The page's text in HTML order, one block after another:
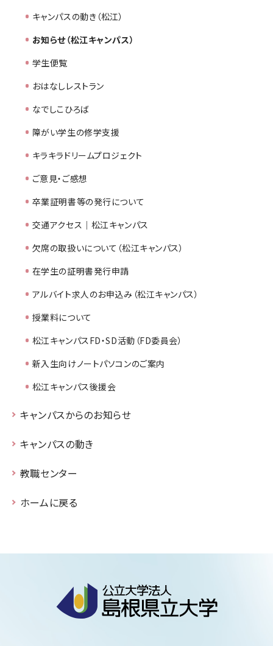
キャンパスの動き（松江）
お知らせ（松江キャンパス）
学生便覧
おはなしレストラン
なでしこひろば
障がい学生の修学支援
キラキラドリームプロジェクト
ご意見・ご感想
卒業証明書等の発行について
交通アクセス｜松江キャンパス
欠席の取扱いについて（松江キャンパス）
在学生の証明書発行申請
アルバイト求人のお申込み（松江キャンパス）
授業料について
松江キャンパスFD・SD活動（FD委員会）
新入生向けノートパソコンのご案内
松江キャンパス後援会
キャンパスからのお知らせ
キャンパスの動き
教職センター
ホームに戻る